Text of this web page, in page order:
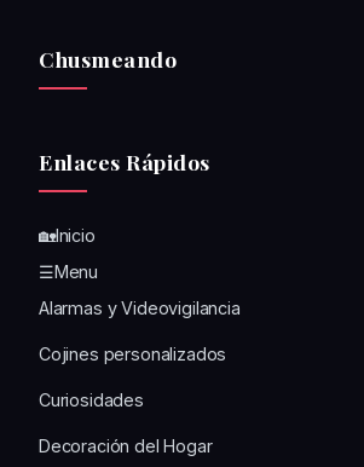
Chusmeando
Enlaces Rápidos
🏡Inicio
☰Menu
Alarmas y Videovigilancia
Cojines personalizados
Curiosidades
Decoración del Hogar